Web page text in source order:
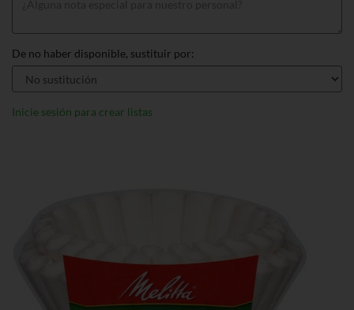
De no haber disponible, sustituir por:
Inicie sesión para crear listas